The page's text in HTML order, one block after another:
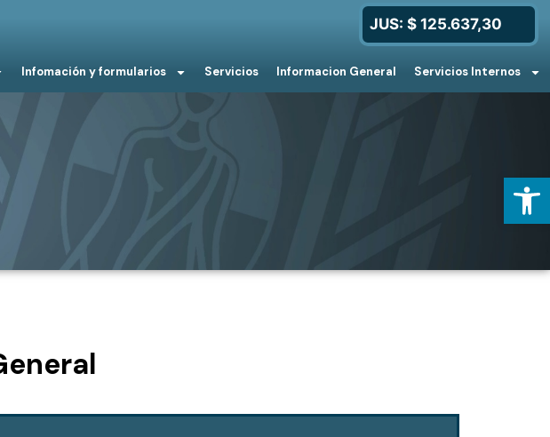
Infomación y formularios Servicios Informacion General Servicios Internos
JUS: $ 125.637,30